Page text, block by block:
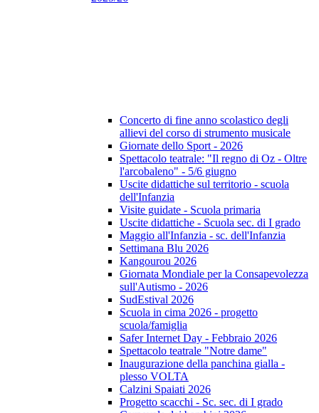
Concerto di fine anno scolastico degli
allievi del corso di strumento musicale
Giornate dello Sport - 2026
Spettacolo teatrale: "Il regno di Oz - Oltre
l'arcobaleno" - 5/6 giugno
Uscite didattiche sul territorio - scuola
dell'Infanzia
Visite guidate - Scuola primaria
Uscite didattiche - Scuola sec. di I grado
Maggio all'Infanzia - sc. dell'Infanzia
Settimana Blu 2026
Kangourou 2026
Giornata Mondiale per la Consapevolezza
sull'Autismo - 2026
SudEstival 2026
Scuola in cima 2026 - progetto
scuola/famiglia
Safer Internet Day - Febbraio 2026
Spettacolo teatrale "Notre dame"
Inaugurazione della panchina gialla -
plesso VOLTA
Calzini Spaiati 2026
Progetto scacchi - Sc. sec. di I grado